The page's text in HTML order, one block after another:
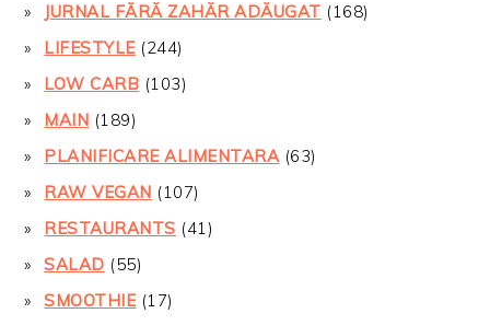
JURNAL FĂRĂ ZAHĂR ADĂUGAT (168)
LIFESTYLE(244)
LOW CARB (103)
MAIN (189)
PLANIFICARE ALIMENTARA(63)
RAW VEGAN (107)
RESTAURANTS (41)
SALAD (55)
SMOOTHIE(17)